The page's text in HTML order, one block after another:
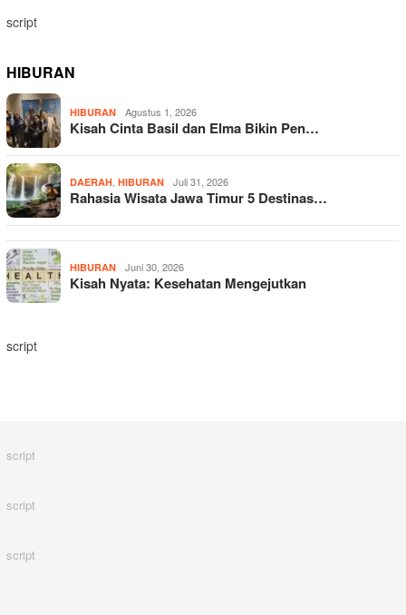
script
HIBURAN
HIBURAN Agustus 1, 2026
Kisah Cinta Basil dan Elma Bikin Pen…
DAERAH, HIBURAN Juli 31, 2026
Rahasia Wisata Jawa Timur 5 Destinas…
HIBURAN Juni 30, 2026
Kisah Nyata: Kesehatan Mengejutkan
script
script
script
script